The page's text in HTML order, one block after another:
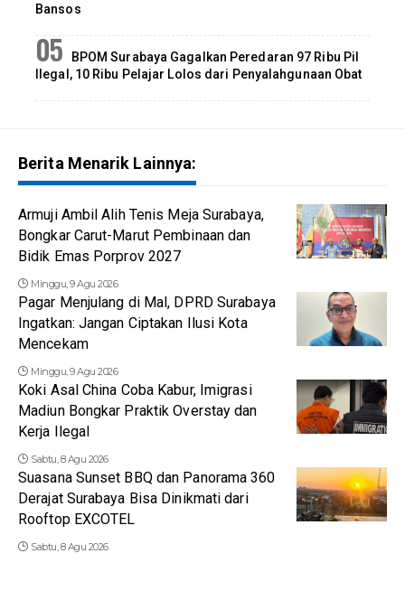
Bansos
BPOM Surabaya Gagalkan Peredaran 97 Ribu Pil
Ilegal, 10 Ribu Pelajar Lolos dari Penyalahgunaan Obat
Berita Menarik Lainnya:
Armuji Ambil Alih Tenis Meja Surabaya,
Bongkar Carut-Marut Pembinaan dan
Bidik Emas Porprov 2027
Minggu, 9 Agu 2026
Pagar Menjulang di Mal, DPRD Surabaya
Ingatkan: Jangan Ciptakan Ilusi Kota
Mencekam
Minggu, 9 Agu 2026
Koki Asal China Coba Kabur, Imigrasi
Madiun Bongkar Praktik Overstay dan
Kerja Ilegal
Sabtu, 8 Agu 2026
Suasana Sunset BBQ dan Panorama 360
Derajat Surabaya Bisa Dinikmati dari
Rooftop EXCOTEL
Sabtu, 8 Agu 2026